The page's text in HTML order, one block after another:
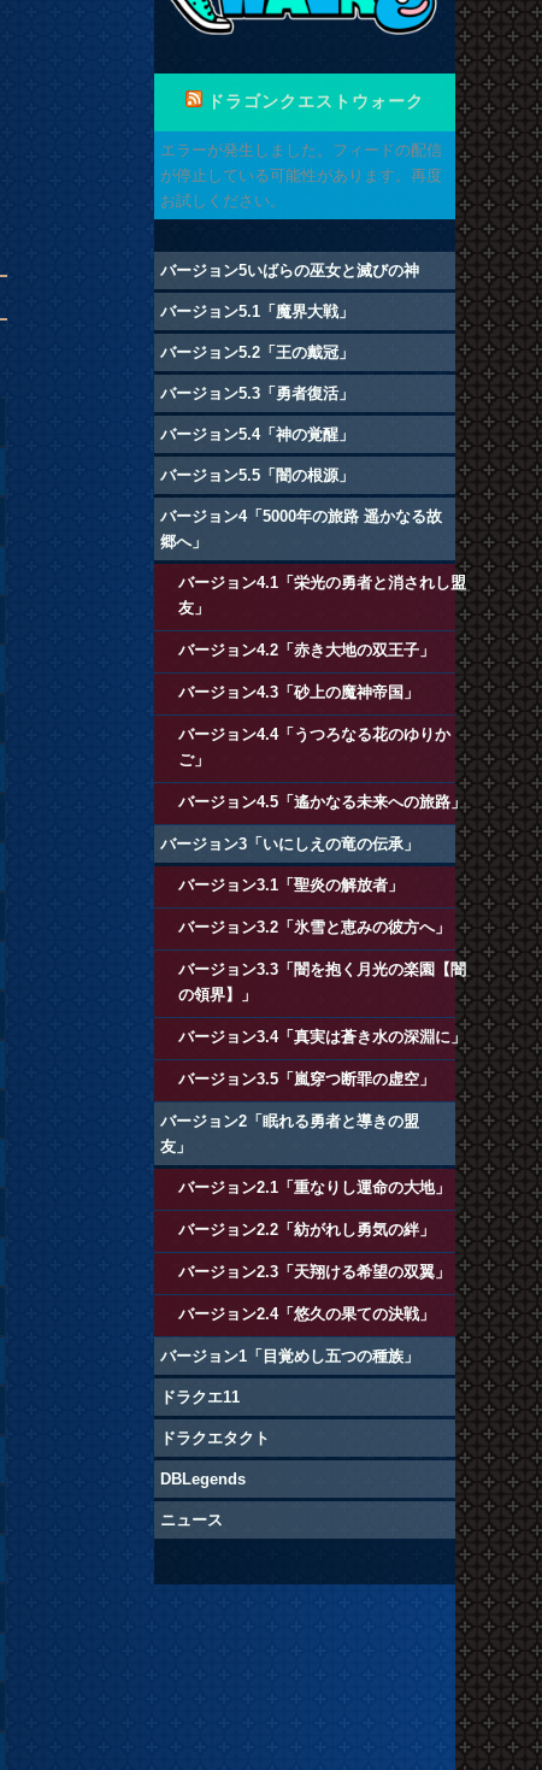
ドラゴンクエストウォーク
エラーが発生しました。フィードの配信
が停止している可能性があります。再度
お試しください。
バージョン5いばらの巫女と滅びの神
バージョン5.1「魔界大戦」
バージョン5.2「王の戴冠」
バージョン5.3「勇者復活」
バージョン5.4「神の覚醒」
バージョン5.5「闇の根源」
バージョン4「5000年の旅路 遥かなる故
郷へ」
バージョン4.1「栄光の勇者と消されし盟
友」
バージョン4.2「赤き大地の双王子」
バージョン4.3「砂上の魔神帝国」
バージョン4.4「うつろなる花のゆりか
ご」
バージョン4.5「遙かなる未来への旅路」
バージョン3「いにしえの竜の伝承」
バージョン3.1「聖炎の解放者」
バージョン3.2「氷雪と恵みの彼方へ」
バージョン3.3「闇を抱く月光の楽園【闇
の領界】」
バージョン3.4「真実は蒼き水の深淵に」
バージョン3.5「嵐穿つ断罪の虚空」
バージョン2「眠れる勇者と導きの盟
友」
バージョン2.1「重なりし運命の大地」
バージョン2.2「紡がれし勇気の絆」
バージョン2.3「天翔ける希望の双翼」
バージョン2.4「悠久の果ての決戦」
バージョン1「目覚めし五つの種族」
ドラクエ11
ドラクエタクト
DBLegends
ニュース